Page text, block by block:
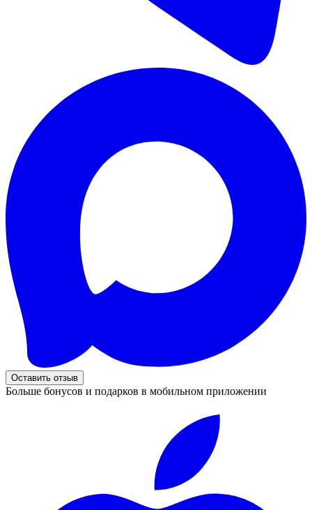
Оставить отзыв
Больше бонусов и подарков в мобильном приложении